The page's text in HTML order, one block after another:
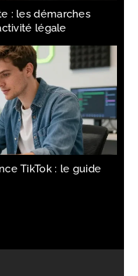
: les démarches
légale
TikTok : le guide